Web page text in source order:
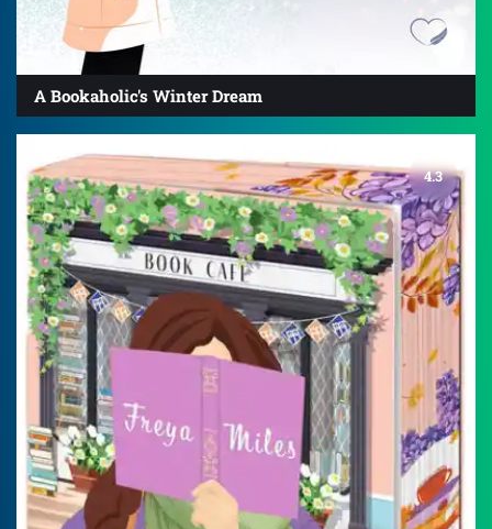
A Bookaholic's Winter Dream
4.3